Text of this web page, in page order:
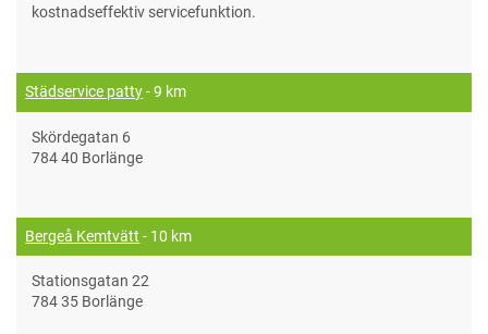
kostnadseffektiv servicefunktion.
Städservice patty- 9 km
Skördegatan 6
784 40 Borlänge
Bergeå Kemtvätt - 10 km
Stationsgatan 22
784 35 Borlänge